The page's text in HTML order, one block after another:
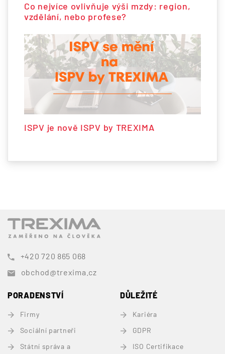
Co nejvíce ovlivňuje výši mzdy: region,
vzdělání, nebo profese?
ISPV je nově ISPV by TREXIMA
+420 720 865 068
obchod@trexima.cz
PORADENSTVÍ
Firmy
Sociální partneři
Státní správa a
DŮLEŽITÉ
Kariéra
GDPR
ISO Certifikace